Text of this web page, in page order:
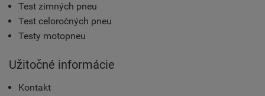
Test zimných pneu
Test celoročných pneu
Testy motopneu
Užitočné informácie
Kontakt